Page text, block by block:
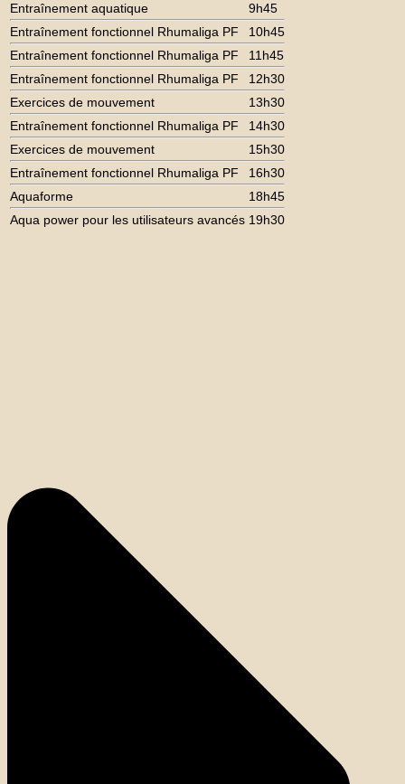
Entraînement aquatique
9h45
Entraînement fonctionnel Rhumaliga PF
10h45
Entraînement fonctionnel Rhumaliga PF
11h45
Entraînement fonctionnel Rhumaliga PF
12h30
Exercices de mouvement
13h30
Entraînement fonctionnel Rhumaliga PF
14h30
Exercices de mouvement
15h30
Entraînement fonctionnel Rhumaliga PF
16h30
Aquaforme
18h45
Aqua power pour les utilisateurs avancés 19h30